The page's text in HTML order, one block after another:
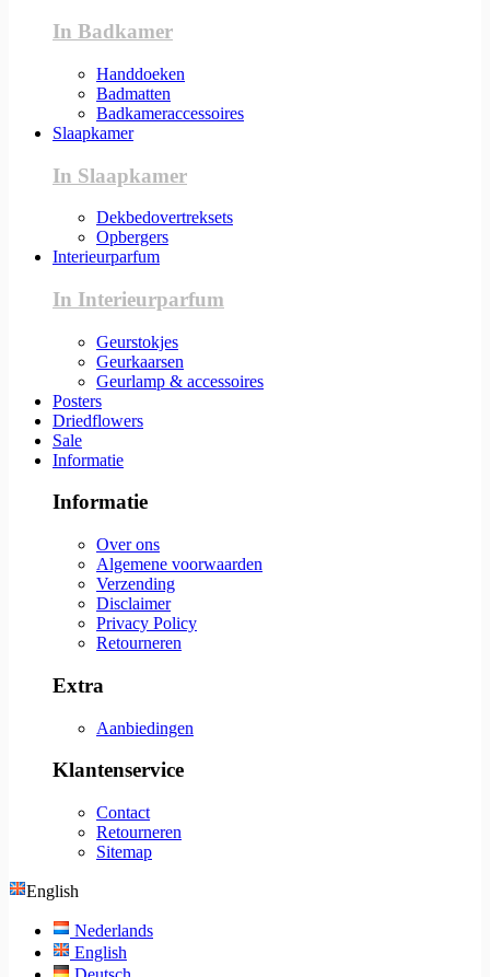
In Badkamer
Handdoeken
Badmatten
Badkameraccessoires
Slaapkamer
In Slaapkamer
Dekbedovertreksets
Opbergers
Interieurparfum
In Interieurparfum
Geurstokjes
Geurkaarsen
Geurlamp & accessoires
Posters
Driedflowers
Sale
Informatie
Informatie
Over ons
Algemene voorwaarden
Verzending
Disclaimer
Privacy Policy
Retourneren
Extra
Aanbiedingen
Klantenservice
Contact
Retourneren
Sitemap
English
Nederlands
English